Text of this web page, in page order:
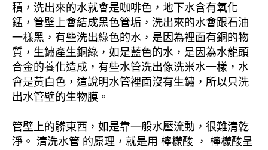
積，洗出來的水就會是咖啡色，地下水含有氧化
錳，管壁上會結成黑色管垢，洗出來的水會跟石油
一樣黑，有些洗出綠色的水，是因為裡面有銅的物
質，生鏽產生銅綠，如是藍色的水，是因為水龍頭
合金的養化造成，有些水管洗出像洗米水一樣，水
會是黃白色，這說明水管裡面沒有生鏽，所以只洗
出水管壁的生物膜。
管壁上的髒東西，如是靠一般水壓流動，很難清乾
淨。 清洗水管 的原理，就是用 檸檬酸 ， 檸檬酸呈